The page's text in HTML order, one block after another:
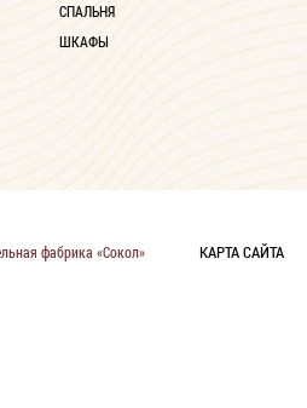
СПАЛЬНЯ
ШКАФЫ
фабрика «Сокол» КАРТА САЙТА